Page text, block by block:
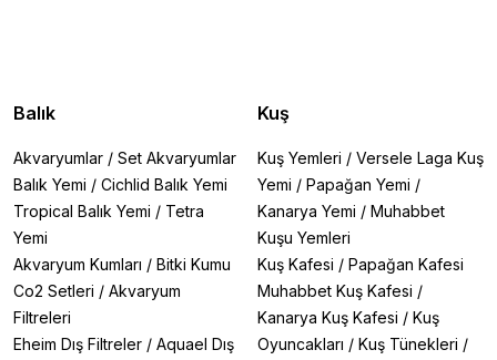
Balık
Akvaryumlar / Set Akvaryumlar
Balık Yemi / Cichlid Balık Yemi
Tropical Balık Yemi / Tetra
Yemi
Akvaryum Kumları / Bitki Kumu
Co2 Setleri / Akvaryum
Filtreleri
Eheim Dış Filtreler / Aquael Dış
Kuş
Kuş Yemleri / Versele Laga Kuş
Yemi / Papağan Yemi /
Kanarya Yemi / Muhabbet
Kuşu Yemleri
Kuş Kafesi / Papağan Kafesi
Muhabbet Kuş Kafesi /
Kanarya Kuş Kafesi / Kuş
Oyuncakları / Kuş Tünekleri /